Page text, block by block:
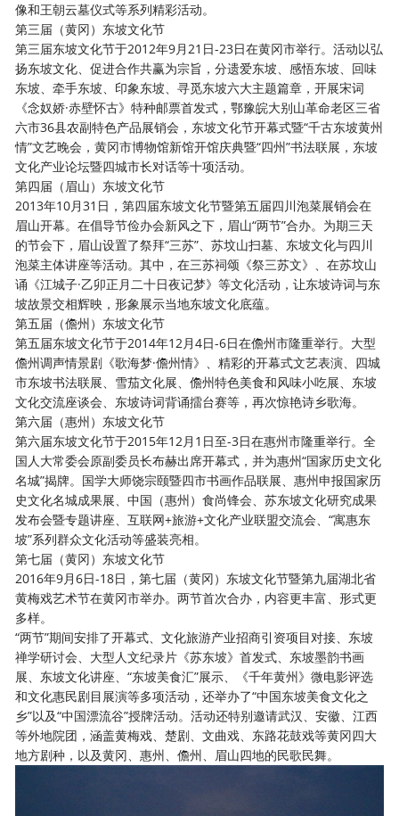
像和王朝云墓仪式等系列精彩活动。
第三届（黄冈）东坡文化节
第三届东坡文化节于2012年9月21日-23日在黄冈市举行。活动以弘
扬东坡文化、促进合作共赢为宗旨，分遗爱东坡、感悟东坡、回味
东坡、牵手东坡、印象东坡、寻觅东坡六大主题篇章，开展宋词
《念奴娇·赤壁怀古》特种邮票首发式，鄂豫皖大别山革命老区三省
六市36县农副特色产品展销会，东坡文化节开幕式暨“千古东坡黄州
情”文艺晚会，黄冈市博物馆新馆开馆庆典暨“四州”书法联展，东坡
文化产业论坛暨四城市长对话等十项活动。
第四届（眉山）东坡文化节
2013年10月31日，第四届东坡文化节暨第五届四川泡菜展销会在
眉山开幕。在倡导节俭办会新风之下，眉山“两节”合办。为期三天
的节会下，眉山设置了祭拜“三苏”、苏坟山扫墓、东坡文化与四川
泡菜主体讲座等活动。其中，在三苏祠颂《祭三苏文》、在苏坟山
诵《江城子·乙卯正月二十日夜记梦》等文化活动，让东坡诗词与东
坡故景交相辉映，形象展示当地东坡文化底蕴。
第五届（儋州）东坡文化节
第五届东坡文化节于2014年12月4日-6日在儋州市隆重举行。大型
儋州调声情景剧《歌海梦·儋州情》、精彩的开幕式文艺表演、四城
市东坡书法联展、雪茄文化展、儋州特色美食和风味小吃展、东坡
文化交流座谈会、东坡诗词背诵擂台赛等，再次惊艳诗乡歌海。
第六届（惠州）东坡文化节
第六届东坡文化节于2015年12月1日至-3日在惠州市隆重举行。全
国人大常委会原副委员长布赫出席开幕式，并为惠州“国家历史文化
名城”揭牌。国学大师饶宗颐暨四市书画作品联展、惠州申报国家历
史文化名城成果展、中国（惠州）食尚锋会、苏东坡文化研究成果
发布会暨专题讲座、互联网+旅游+文化产业联盟交流会、“寓惠东
坡”系列群众文化活动等盛装亮相。
第七届（黄冈）东坡文化节
2016年9月6日-18日，第七届（黄冈）东坡文化节暨第九届湖北省
黄梅戏艺术节在黄冈市举办。两节首次合办，内容更丰富、形式更
多样。
“两节”期间安排了开幕式、文化旅游产业招商引资项目对接、东坡
禅学研讨会、大型人文纪录片《苏东坡》首发式、东坡墨韵书画
展、东坡文化讲座、“东坡美食汇”展示、《千年黄州》微电影评选
和文化惠民剧目展演等多项活动，还举办了“中国东坡美食文化之
乡”以及“中国漂流谷”授牌活动。活动还特别邀请武汉、安徽、江西
等外地院团，涵盖黄梅戏、楚剧、文曲戏、东路花鼓戏等黄冈四大
地方剧种，以及黄冈、惠州、儋州、眉山四地的民歌民舞。